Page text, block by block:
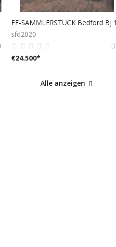
sfd2020
€24.500*
Alle anzeigen